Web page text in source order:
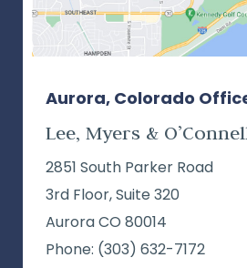
Aurora, Colorado
Lee, Myers &
2851 South Parker Road
3rd Floor, Suite 320
Aurora CO 80014
Phone: (303) 632-7172